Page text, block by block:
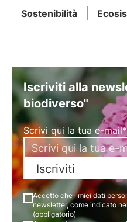
Sostenibilità
Iscriviti alla
biodiverso"
Scrivi qui la tua e-mail*
Iscriviti
Accetto che i miei dati
newsletter, come indicato
(obbligatorio)